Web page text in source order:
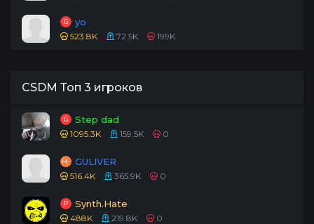
G yo
523.8K 72.5K 199K
CSDM Топ 3 игроков
G Step dad
1095.3K 159.5K 0
H- GULIVER
516.4K 365.9K 0
P Synth.Hate
488K 219.8K 0